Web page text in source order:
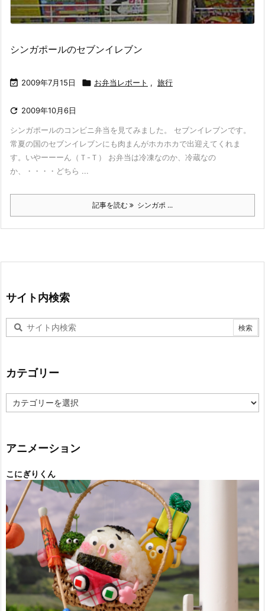
シンガポールのセブンイレブン
 2009年7月15日  お弁当レポート , 旅行
 2009年10月6日
シンガポールのコンビニ弁当を見てみました。 セブンイレブンです。
常夏の国のセブンイレブンにも肉まんがホカホカで出迎えてくれま
す。いやーーーん（Ｔ-Ｔ） お弁当は冷凍なのか、冷蔵なの
か、・・・・どちら ...
記事を読む シンガポ ...
サイト内検索
カテゴリー
テ
ー
アニメーション
こにぎりくん